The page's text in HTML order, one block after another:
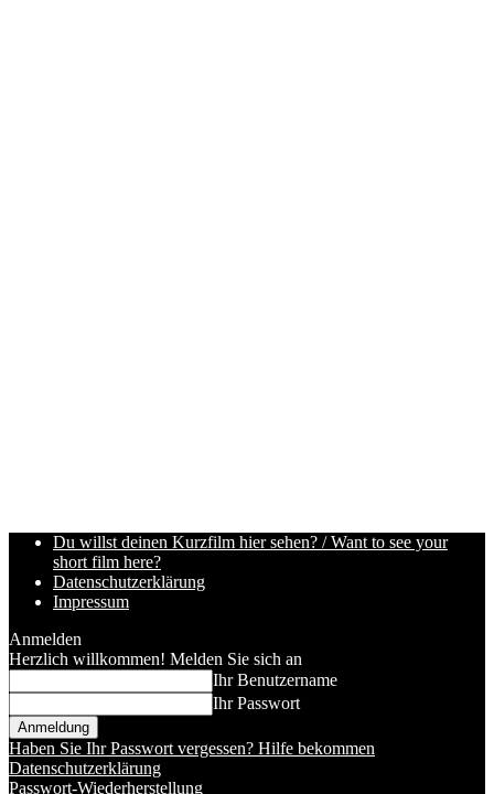
Du willst deinen Kurzfilm hier sehen? / Want to see your
short film here?
Datenschutzerklärung
Impressum
Anmelden
Herzlich willkommen! Melden Sie sich an
Ihr Benutzername
Ihr Passwort
Haben Sie Ihr Passwort vergessen? Hilfe bekommen
Datenschutzerklärung
Passwort-Wiederherstellung